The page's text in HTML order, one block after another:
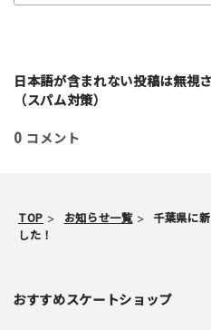
i日本語が含まれない投稿は無視
（スパム対策）
0 コメント
TOP お知らせ一覧
千葉県に
した！
おすすめスケートショップ